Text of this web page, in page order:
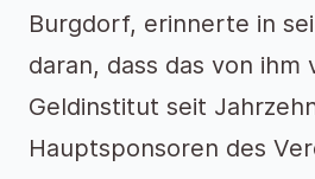
Burgdorf, erinnerte in
daran, dass das von
Geldinstitut seit
Hauptsponsoren des